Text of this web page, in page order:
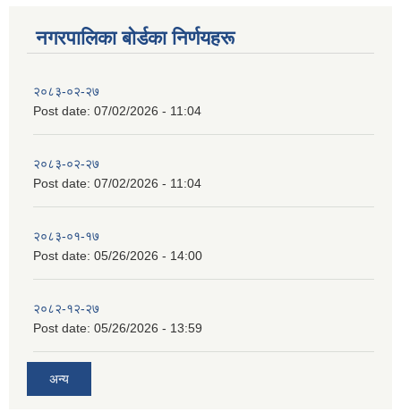
नगरपालिका बाेर्डका निर्णयहरू
२०८३-०२-२७
Post date: 07/02/2026 - 11:04
२०८३-०२-२७
Post date: 07/02/2026 - 11:04
२०८३-०१-१७
Post date: 05/26/2026 - 14:00
२०८२-१२-२७
Post date: 05/26/2026 - 13:59
अन्य